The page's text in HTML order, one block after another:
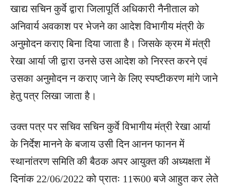
खाद्य सचिन कुर्वे द्वारा जिलापूर्ति अधिकारी नैनीताल को
अनिवार्य अवकाश पर भेजने का आदेश विभागीय मंत्री के
अनुमोदन कराए बिना दिया जाता है। जिसके क्रम में मंत्री
रेखा आर्या जी द्वारा उनसे उस आदेश को निरस्त करने एवं
उसका अनुमोदन न कराए जाने के लिए स्पष्टीकरण मांगे जाने
हेतु पत्र लिखा जाता है।
उक्त पत्र पर सचिव सचिन कुर्वे विभागीय मंत्री रेखा आर्या
के निर्देश मानने के बजाय उसी दिन आनन फानन में
स्थानांतरण समिति की बैठक अपर आयुक्त की अध्यक्षता में
दिनांक 22/06/2022 को प्रातः 11रू00 बजे आहुत कर लेते